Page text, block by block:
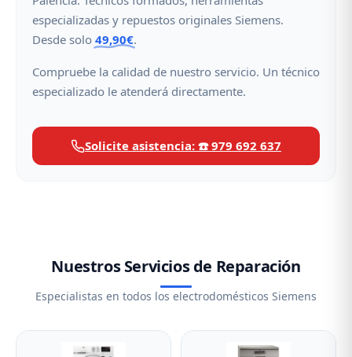
especializadas y repuestos originales Siemens.
Desde solo 49,90€.
Compruebe la calidad de nuestro servicio. Un técnico
especializado le atenderá directamente.
Solicite asistencia: ☎️ 979 692 637
Nuestros Servicios de Reparación
Especialistas en todos los electrodomésticos Siemens